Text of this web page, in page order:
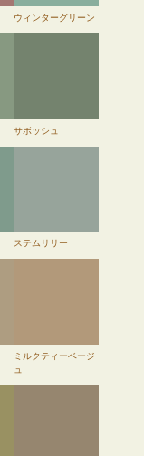
ウィンターグリーン
サボッシュ
ステムリリー
ミルクティーベージ
ュ